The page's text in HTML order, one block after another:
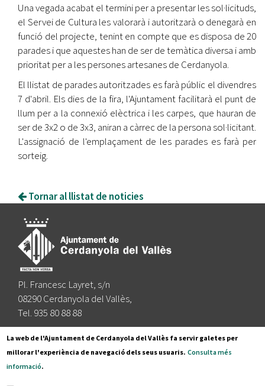
Una vegada acabat el termini per a presentar les sol·licituds,
el Servei de Cultura les valorarà i autoritzarà o denegarà en
funció del projecte, tenint en compte que es disposa de 20
parades i que aquestes han de ser de temàtica diversa i amb
prioritat per a les persones artesanes de Cerdanyola.
El llistat de parades autoritzades es farà públic el divendres
7 d'abril. Els dies de la fira, l'Ajuntament facilitarà el punt de
llum per a la connexió elèctrica i les carpes, que hauran de
ser de 3x2 o de 3x3, aniran a càrrec de la persona sol·licitant.
L'assignació de l'emplaçament de les parades es farà per
sorteig.
Tornar al llistat de noticies
Pl. Francesc Layret, s/n
08290 Cerdanyola del Vallès,
Tel. 935 80 88 88
Segueix-nos a:
La web de l'Ajuntament de Cerdanyola del Vallès fa servir galetes per
millorar l'experiència de navegació dels seus usuaris. Consulta més
informació.